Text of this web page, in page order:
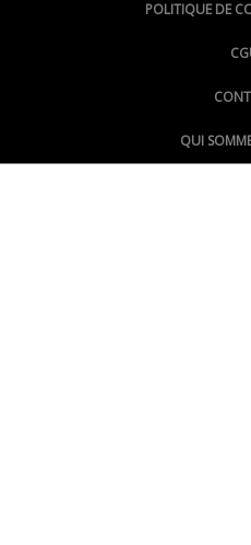
POLITIQUE DE
QUI